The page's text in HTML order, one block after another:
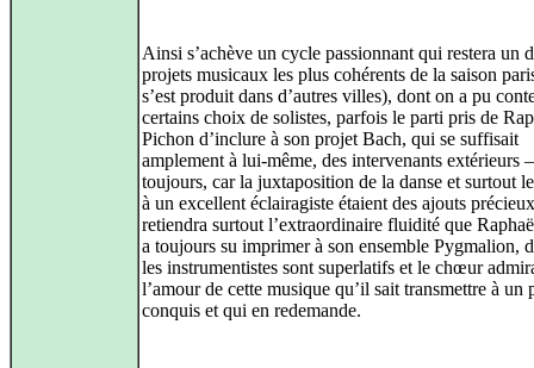
Ainsi s’achève un cycle passionnant qui restera un
projets musicaux les plus cohérents de la saison
s’est produit dans d’autres villes), dont on a pu
certains choix de solistes, parfois le parti pris de
Pichon d’inclure à son projet Bach, qui se suffisait
amplement à lui-même, des intervenants extérieurs
toujours, car la juxtaposition de la danse et surtout
à un excellent éclairagiste étaient des ajouts
retiendra surtout l’extraordinaire fluidité que
a toujours su imprimer à son ensemble Pygmalion,
les instrumentistes sont superlatifs et le chœur
l’amour de cette musique qu’il sait transmettre à un
conquis et qui en redemande.